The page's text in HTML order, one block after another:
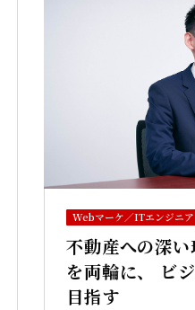
Webマーケ／ITエンジニア
不動産への深
を両輪に、 ビ
目指す